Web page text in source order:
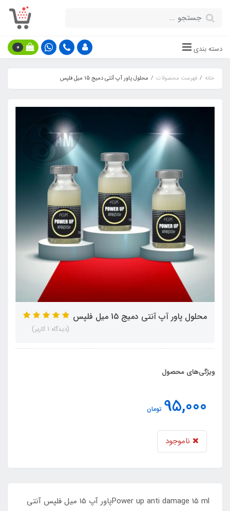
دسته بندی 0
خانه فهرست محصولات محلول پاور آپ آنتی دمیج 15 میل فلپس
محلول پاور آپ آنتی دمیج 15 میل فلپس
(دیدگاه 1 کاربر)
ویژگی‌های محصول
95,000 تومان
ناموجود
Power up anti damage 15 mlپاور آپ 15 میل فلپس آنتی